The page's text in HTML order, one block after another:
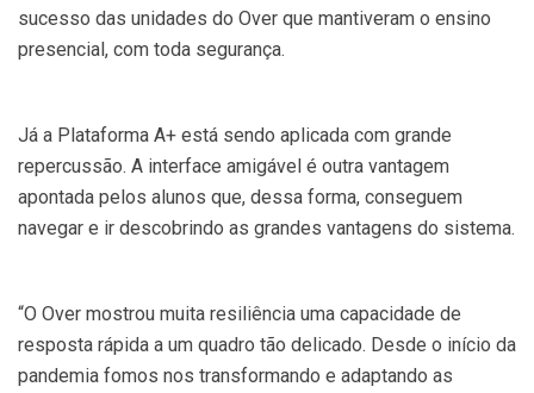
sucesso das unidades do Over que mantiveram o ensino
presencial, com toda segurança.
Já a Plataforma A+ está sendo aplicada com grande
repercussão. A interface amigável é outra vantagem
apontada pelos alunos que, dessa forma, conseguem
navegar e ir descobrindo as grandes vantagens do sistema.
“O Over mostrou muita resiliência uma capacidade de
resposta rápida a um quadro tão delicado. Desde o início da
pandemia fomos nos transformando e adaptando as